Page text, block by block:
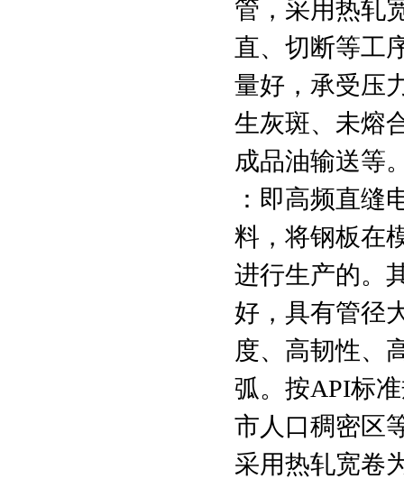
管，采用热轧
直、切断等工
量好，承受压
生灰斑、未熔
成品油输送等
：即高频直缝
料，将钢板在
进行生产的。
好，具有管径
度、高韧性、
弧。按API标
市人口稠密区
采用热轧宽卷